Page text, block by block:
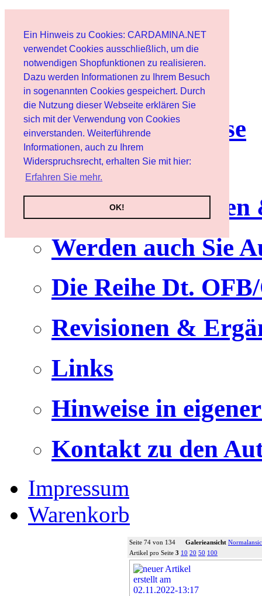
Ein Hinweis zu Cookies: CARDAMINA.NET
verwendet Cookies ausschließlich, um die
notwendigen Shopfunktionen zu realisieren.
Dazu werden Informationen zu Ihrem Besuch
in sogenannten Cookies gespeichert. Durch
die Nutzung dieser Webseite erklären Sie
sich mit der Verwendung von Cookies
einverstanden. Weiterführende
Informationen, auch zu Ihrem
Widerspruchsrecht, erhalten Sie mit hier:
Erfahren Sie mehr.
OK!
Benutzer
Newsletter
Nutzungshinweise
Service
Werden auch Sie
Die Reihe Dt.
Revisionen &
Links
Hinweise in
Kontakt zu den
Impressum
Warenkorb
Seite 74 von 134 Galerieansicht
Artikel pro Seite 3 10 20 50 100